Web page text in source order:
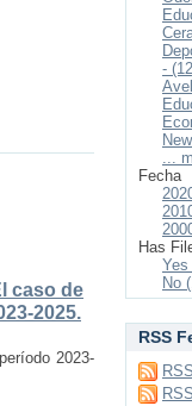
caso de
2025.
2023-
-
...
Fecha
Has
Yes
No
RSS